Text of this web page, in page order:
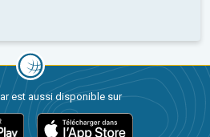
est aussi disponible sur